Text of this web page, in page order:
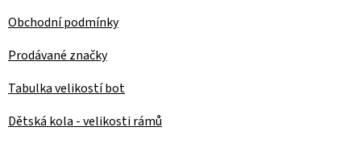
Obchodní podmínky
Prodávané značky
Tabulka velikostí bot
Dětská kola - velikosti rámů